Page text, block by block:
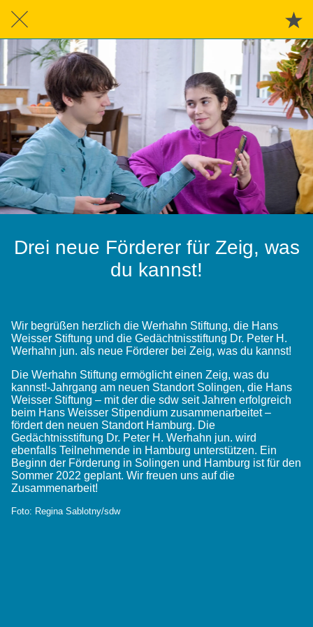
Drei neue Förderer für Zeig, was
du kannst!
Wir begrüßen herzlich die Werhahn Stiftung, die Hans
Weisser Stiftung und die Gedächtnisstiftung Dr. Peter H.
Werhahn jun. als neue Förderer bei Zeig, was du kannst!
Die Werhahn Stiftung ermöglicht einen Zeig, was du
kannst!-Jahrgang am neuen Standort Solingen, die Hans
Weisser Stiftung – mit der die sdw seit Jahren erfolgreich
beim Hans Weisser Stipendium zusammenarbeitet –
fördert den neuen Standort Hamburg. Die
Gedächtnisstiftung Dr. Peter H. Werhahn jun. wird
ebenfalls Teilnehmende in Hamburg unterstützen. Ein
Beginn der Förderung in Solingen und Hamburg ist für den
Sommer 2022 geplant. Wir freuen uns auf die
Zusammenarbeit!
Foto: Regina Sablotny/sdw